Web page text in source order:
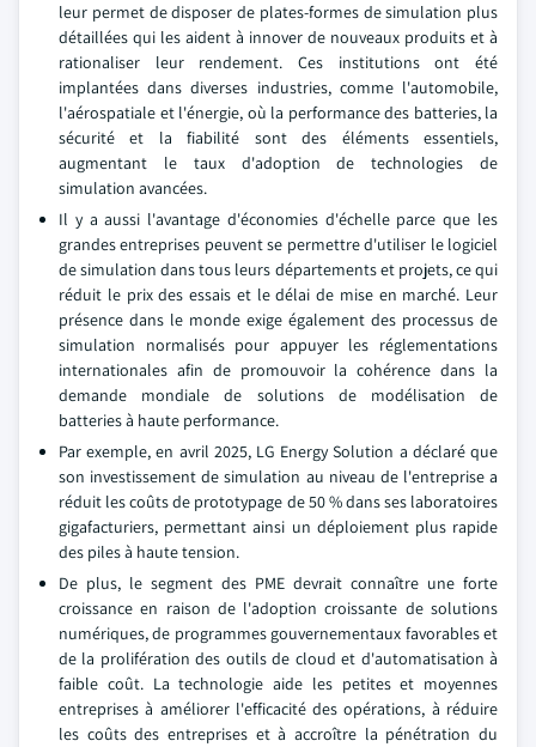
leur permet de disposer de plates-formes de simulation plus
détaillées qui les aident à innover de nouveaux produits et à
rationaliser leur rendement. Ces institutions ont été
implantées dans diverses industries, comme l'automobile,
l'aérospatiale et l'énergie, où la performance des batteries, la
sécurité et la fiabilité sont des éléments essentiels,
augmentant le taux d'adoption de technologies de
simulation avancées.
Il y a aussi l'avantage d'économies d'échelle parce que les
grandes entreprises peuvent se permettre d'utiliser le logiciel
de simulation dans tous leurs départements et projets, ce qui
réduit le prix des essais et le délai de mise en marché. Leur
présence dans le monde exige également des processus de
simulation normalisés pour appuyer les réglementations
internationales afin de promouvoir la cohérence dans la
demande mondiale de solutions de modélisation de
batteries à haute performance.
Par exemple, en avril 2025, LG Energy Solution a déclaré que
son investissement de simulation au niveau de l'entreprise a
réduit les coûts de prototypage de 50 % dans ses laboratoires
gigafacturiers, permettant ainsi un déploiement plus rapide
des piles à haute tension.
De plus, le segment des PME devrait connaître une forte
croissance en raison de l'adoption croissante de solutions
numériques, de programmes gouvernementaux favorables et
de la prolifération des outils de cloud et d'automatisation à
faible coût. La technologie aide les petites et moyennes
entreprises à améliorer l'efficacité des opérations, à réduire
les coûts des entreprises et à accroître la pénétration du